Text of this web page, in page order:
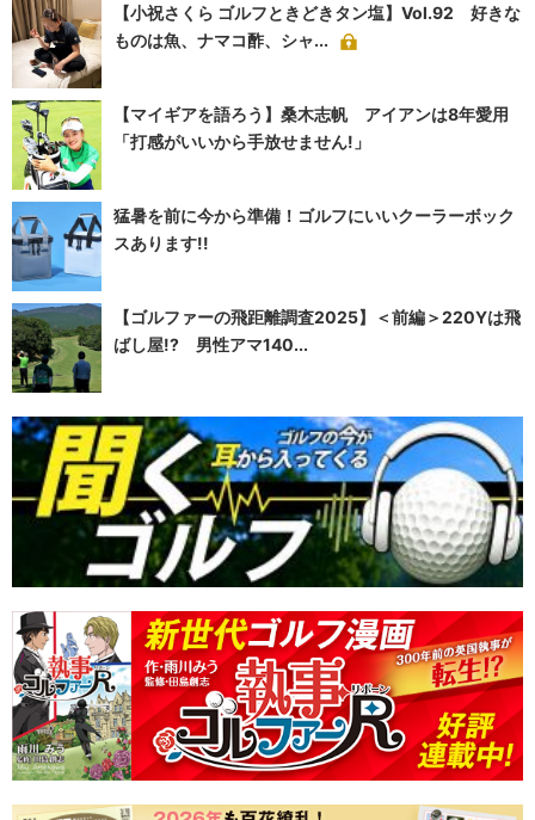
【小祝さくら ゴルフときどきタン塩】Vol.92 好きな
ものは魚、ナマコ酢、シャ...
【マイギアを語ろう】桑木志帆 アイアンは8年愛用
「打感がいいから手放せません!」
猛暑を前に今から準備！ゴルフにいいクーラーボック
スあります!!
【ゴルファーの飛距離調査2025】＜前編＞220Yは飛
ばし屋!? 男性アマ140...